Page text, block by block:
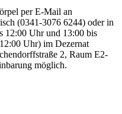
per E-Mail an
(0341-3076 6244) oder in
12:00 Uhr und 13:00 bis
Uhr) im Dezernat
2, Raum E2-
möglich.